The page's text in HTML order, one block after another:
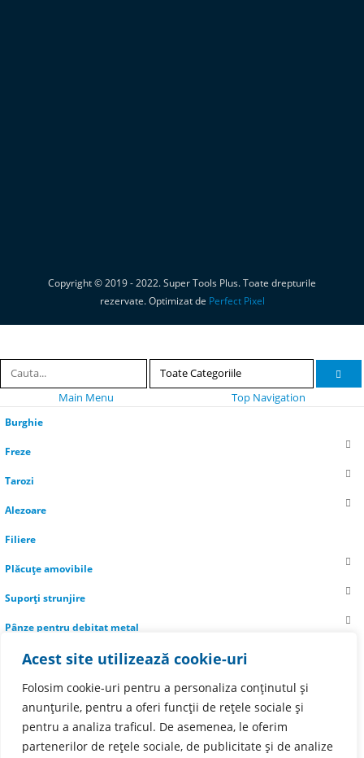
Acest site utilizează cookie-uri
Folosim cookie-uri pentru a personaliza conținutul și
anunțurile, pentru a oferi funcții de rețele sociale și
pentru a analiza traficul. De asemenea, le oferim
partenerilor de rețele sociale, de publicitate și de analize
Copyright © 2019 - 2022. Super Tools Plus. Toate drepturile
rezervate. Optimizat de Perfect Pixel
Main Menu Top Navigation
Burghie
Freze
Tarozi
Alezoare
Filiere
Plăcuțe amovibile
Suporți strunjire
Pânze pentru debitat metal
Informații utile
Livrare
Despre noi
Promoții